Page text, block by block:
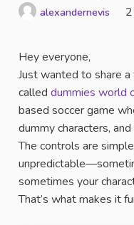
alexandernevis
Hey everyone,
Just wanted to share
called dummies world
based soccer game
dummy characters,
The controls are
sometimes your
That’s what makes it